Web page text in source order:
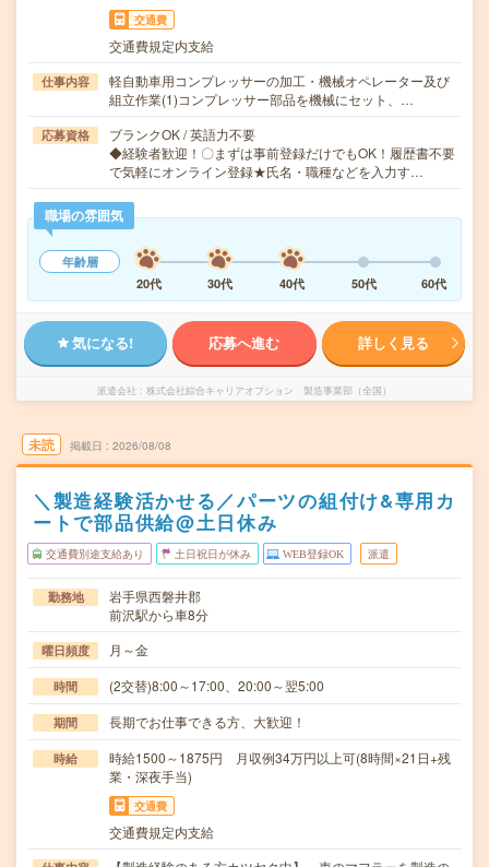
交通費
交通費規定内支給
仕事内容
軽自動車用コンプレッサーの加工・機械オペレーター及び
組立作業(1)コンプレッサー部品を機械にセット、…
応募資格
ブランクOK / 英語力不要
◆経験者歓迎！〇まずは事前登録だけでもOK！履歴書不要
で気軽にオンライン登録★氏名・職種などを入力す…
職場の雰囲気
年齢層
20代
30代 40代 50代 60代
気になる! 応募へ進む 詳しく見る
派遣会社 株式会社綜合キャリアオプション 製造事業部（全国）
未読 掲載日 2026/08/08
＼製造経験活かせる／パーツの組付け&専用カ
ートで部品供給@土日休み
交通費別途支給あり 土日祝日が休み WEB登録OK 派遣
勤務地
岩手県西磐井郡
前沢駅から車8分
曜日頻度 月～金
時間 (2交替)8:00～17:00、20:00～翌5:00
期間 長期でお仕事できる方、大歓迎！
時給
時給1500～1875円 月収例34万円以上可(8時間×21日+残
業・深夜手当)
交通費
交通費規定内支給